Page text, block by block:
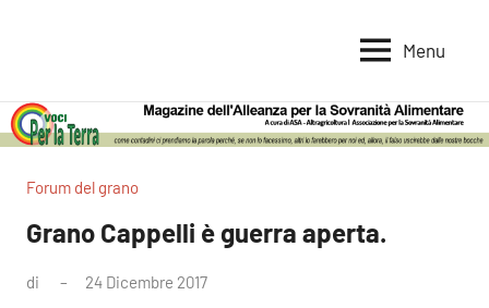
per
la
Terra
per
la
Alimentare
Menu
Forum del grano
Grano Cappelli è guerra aperta.
di 24 Dicembre 2017